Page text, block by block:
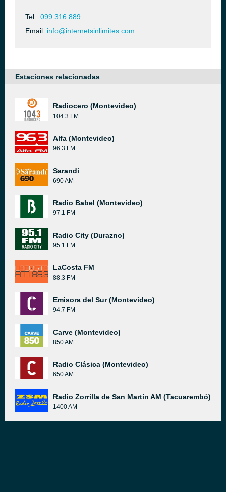
Tel.: 099 316 889
Email: info@internetsinlimites.com
Estaciones relacionadas
Radiocero (Montevideo)
104.3 FM
Alfa (Montevideo)
96.3 FM
Sarandi
690 AM
Radio Babel (Montevideo)
97.1 FM
Radio City (Durazno)
95.1 FM
LaCosta FM
88.3 FM
Emisora del Sur (Montevideo)
94.7 FM
Carve (Montevideo)
850 AM
Radio Clásica (Montevideo)
650 AM
Radio Zorrilla de San Martín AM (Tacuarembó)
1400 AM